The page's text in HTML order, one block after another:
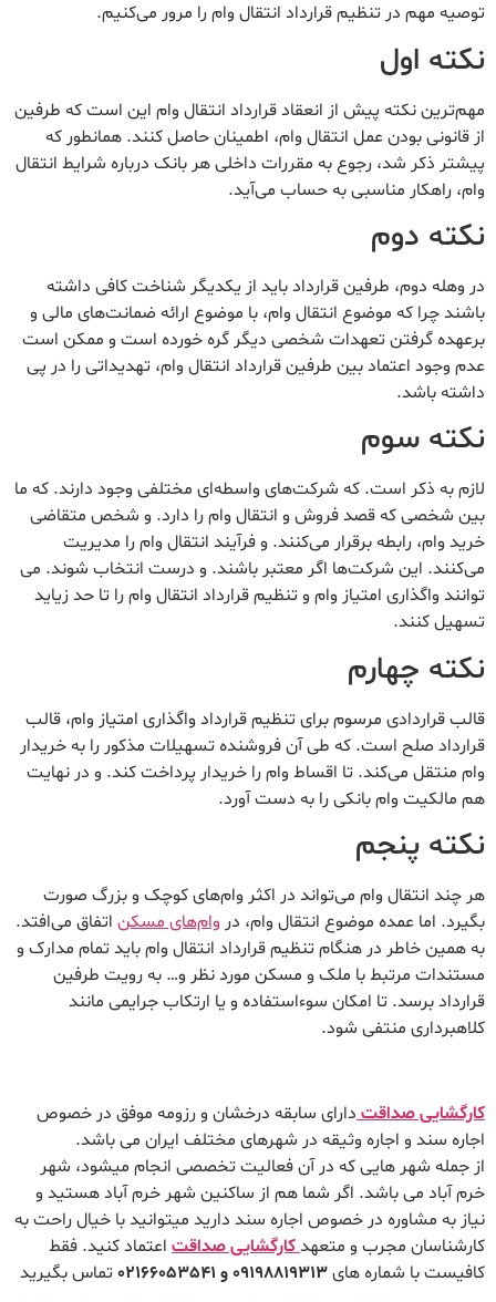
توصیه مهم در تنظیم قرارداد انتقال وام را مرور می‌کنیم.
نکته اول
مهم‌ترین نکته پیش از انعقاد قرارداد انتقال وام این است که طرفین
از قانونی بودن عمل انتقال وام، اطمینان حاصل کنند. همانطور که
پیشتر ذکر شد، رجوع به مقررات داخلی هر بانک درباره شرایط انتقال
وام، راهکار مناسبی به حساب می‌آید.
نکته دوم
در وهله دوم، طرفین قرارداد باید از یکدیگر شناخت کافی داشته
باشند چرا که موضوع انتقال وام، با موضوع ارائه ضمانت‌های مالی و
برعهده گرفتن تعهدات شخصی دیگر گره خورده است و ممکن است
عدم وجود اعتماد بین طرفین قرارداد انتقال وام، تهدیداتی را در پی
داشته باشد.
نکته سوم
لازم به ذکر است. که شرکت‌های واسطه‌ای مختلفی وجود دارند. که ما
بین شخصی که قصد فروش و انتقال وام را دارد. و شخص متقاضی
خرید وام، رابطه برقرار می‌کنند. و فرآیند انتقال وام را مدیریت
می‌کنند. این شرکت‌ها اگر معتبر باشند. و درست انتخاب شوند. می
توانند واگذاری امتیاز وام و تنظیم قرارداد انتقال وام را تا حد زیاید
تسهیل کنند.
نکته چهارم
قالب قراردادی مرسوم برای تنظیم قرارداد واگذاری امتیاز وام، قالب
قرارداد صلح است. که طی آن فروشنده تسهیلات مذکور را به خریدار
وام منتقل می‌کند. تا اقساط وام را خریدار پرداخت کند. و در نهایت
هم مالکیت وام بانکی را به دست آورد.
نکته پنجم
هر چند انتقال وام می‌تواند در اکثر وام‌های کوچک و بزرگ صورت
بگیرد. اما عمده موضوع انتقال وام، در وام‌های مسکن اتفاق می‌افتد.
به همین خاطر در هنگام تنظیم قرارداد انتقال وام باید تمام مدارک و
مستندات مرتبط با ملک و مسکن مورد نظر و… به رویت طرفین
قرارداد برسد. تا امکان سوءاستفاده و یا ارتکاب جرایمی مانند
کلاهبرداری منتفی شود.
کارگشایی صداقت دارای سابقه درخشان و رزومه موفق در خصوص
اجاره سند و اجاره وثیقه در شهرهای مختلف ایران می باشد.
از جمله شهر هایی که در آن فعالیت تخصصی انجام میشود، شهر
خرم آباد می باشد. اگر شما هم از ساکنین شهر خرم آباد هستید و
نیاز به مشاوره در خصوص اجاره سند دارید میتوانید با خیال راحت به
کارشناسان مجرب و متعهدکارگشایی صداقت اعتماد کنید. فقط
کافیست با شماره های09198819313 و 02166053541
تماس بگیرید